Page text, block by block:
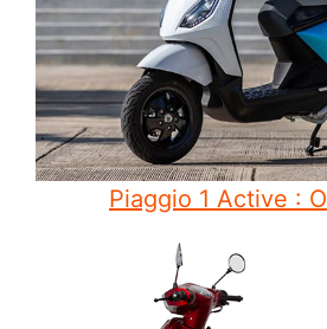
Piaggio 1 Active :